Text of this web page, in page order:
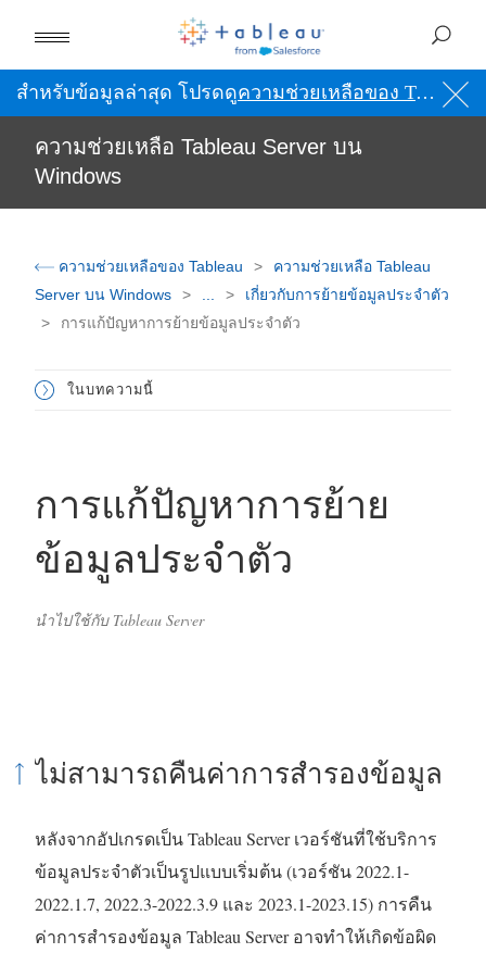
สำหรับข้อมูลล่าสุด โปรดดูความช่วยเหลือของ Tableau เป็นภาษาอังกฤษ (สหรัฐอเมริกา)
ความช่วยเหลือ Tableau Server บน
Windows
ความช่วยเหลือของ Tableau
ความช่วยเหลือ Tableau
Server บน Windows
เกี่ยวกับการย้ายข้อมูลประจำตัว
การแก้ปัญหาการย้ายข้อมูลประจำตัว
ในบทความนี้
การแก้ปัญหาการย้าย
ข้อมูลประจำตัว
นำไปใช้กับ Tableau Server
ไม่สามารถคืนค่าการสำรองข้อมูล
หลังจากอัปเกรดเป็น Tableau Server เวอร์ชันที่ใช้บริการ
ข้อมูลประจำตัวเป็นรูปแบบเริ่มต้น (เวอร์ชัน 2022.1-
2022.1.7, 2022.3-2022.3.9 และ 2023.1-2023.15) การคืน
ค่าการสำรองข้อมูล Tableau Server อาจทำให้เกิดข้อผิด